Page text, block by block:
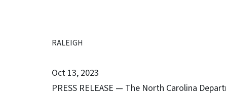
RALEIGH
Oct 13, 2023
PRESS RELEASE — The North Carolina